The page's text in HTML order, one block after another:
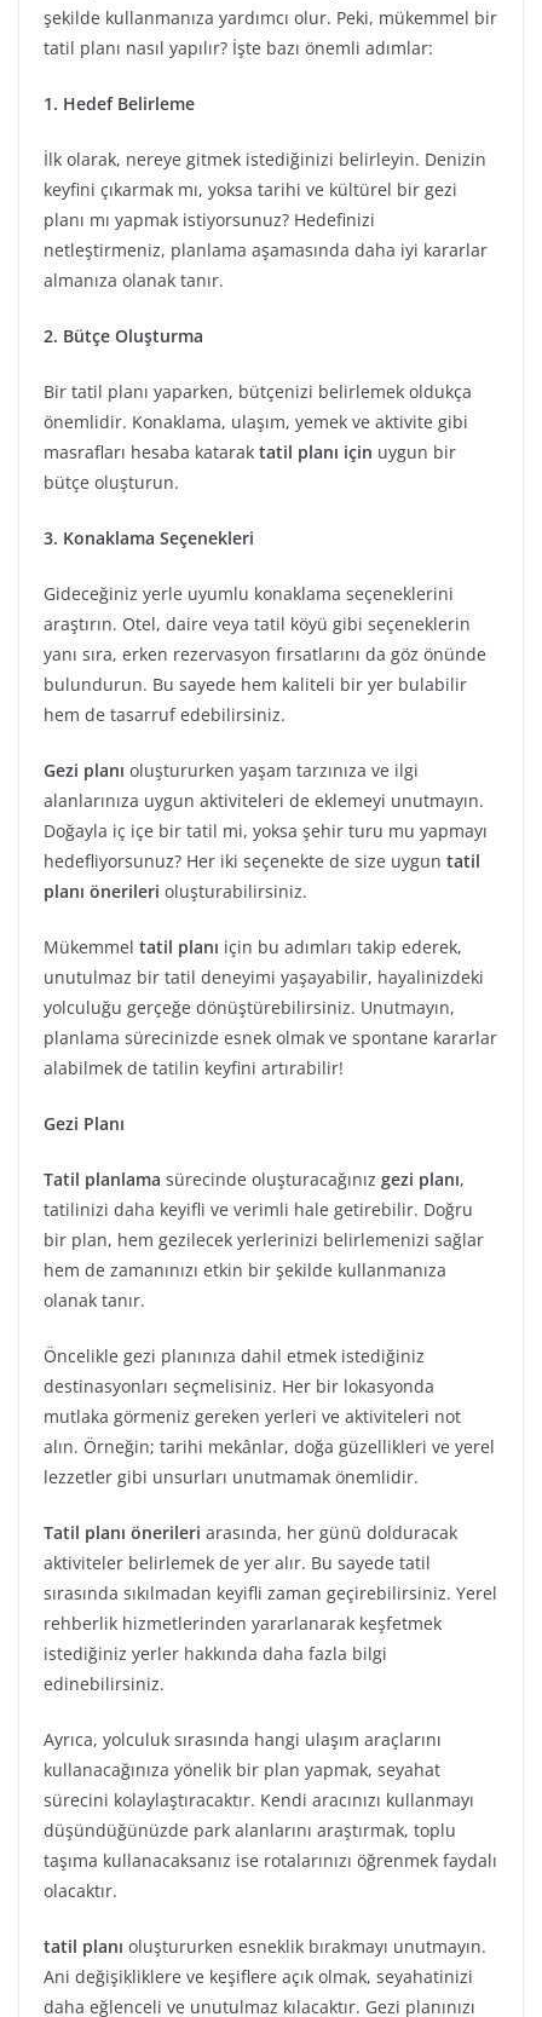
şekilde kullanmanıza yardımcı olur. Peki, mükemmel bir
tatil planı nasıl yapılır? İşte bazı önemli adımlar:
1. Hedef Belirleme
İlk olarak, nereye gitmek istediğinizi belirleyin. Denizin
keyfini çıkarmak mı, yoksa tarihi ve kültürel bir gezi
planı mı yapmak istiyorsunuz? Hedefinizi
netleştirmeniz, planlama aşamasında daha iyi kararlar
almanıza olanak tanır.
2. Bütçe Oluşturma
Bir tatil planı yaparken, bütçenizi belirlemek oldukça
önemlidir. Konaklama, ulaşım, yemek ve aktivite gibi
masrafları hesaba katarak tatil planı için uygun bir
bütçe oluşturun.
3. Konaklama Seçenekleri
Gideceğiniz yerle uyumlu konaklama seçeneklerini
araştırın. Otel, daire veya tatil köyü gibi seçeneklerin
yanı sıra, erken rezervasyon fırsatlarını da göz önünde
bulundurun. Bu sayede hem kaliteli bir yer bulabilir
hem de tasarruf edebilirsiniz.
Gezi planı oluştururken yaşam tarzınıza ve ilgi
alanlarınıza uygun aktiviteleri de eklemeyi unutmayın.
Doğayla iç içe bir tatil mi, yoksa şehir turu mu yapmayı
hedefliyorsunuz? Her iki seçenekte de size uygun tatil
planı önerileri oluşturabilirsiniz.
Mükemmel tatil planı için bu adımları takip ederek,
unutulmaz bir tatil deneyimi yaşayabilir, hayalinizdeki
yolculuğu gerçeğe dönüştürebilirsiniz. Unutmayın,
planlama sürecinizde esnek olmak ve spontane kararlar
alabilmek de tatilin keyfini artırabilir!
Gezi Planı
Tatil planlama sürecinde oluşturacağınız gezi planı,
tatilinizi daha keyifli ve verimli hale getirebilir. Doğru
bir plan, hem gezilecek yerlerinizi belirlemenizi sağlar
hem de zamanınızı etkin bir şekilde kullanmanıza
olanak tanır.
Öncelikle gezi planınıza dahil etmek istediğiniz
destinasyonları seçmelisiniz. Her bir lokasyonda
mutlaka görmeniz gereken yerleri ve aktiviteleri not
alın. Örneğin; tarihi mekânlar, doğa güzellikleri ve yerel
lezzetler gibi unsurları unutmamak önemlidir.
Tatil planı önerileri arasında, her günü dolduracak
aktiviteler belirlemek de yer alır. Bu sayede tatil
sırasında sıkılmadan keyifli zaman geçirebilirsiniz. Yerel
rehberlik hizmetlerinden yararlanarak keşfetmek
istediğiniz yerler hakkında daha fazla bilgi
edinebilirsiniz.
Ayrıca, yolculuk sırasında hangi ulaşım araçlarını
kullanacağınıza yönelik bir plan yapmak, seyahat
sürecini kolaylaştıracaktır. Kendi aracınızı kullanmayı
düşündüğünüzde park alanlarını araştırmak, toplu
taşıma kullanacaksanız ise rotalarınızı öğrenmek faydalı
olacaktır.
tatil planı oluştururken esneklik bırakmayı unutmayın.
Ani değişikliklere ve keşiflere açık olmak, seyahatinizi
daha eğlenceli ve unutulmaz kılacaktır. Gezi planınızı